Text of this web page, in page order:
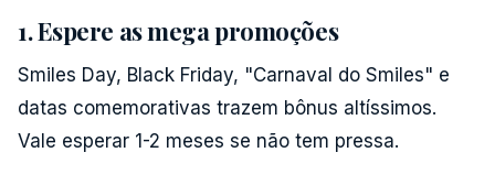
1. Espere as mega promoções
Smiles Day, Black Friday, "Carnaval do Smiles" e
datas comemorativas trazem bônus altíssimos.
Vale esperar 1-2 meses se não tem pressa.